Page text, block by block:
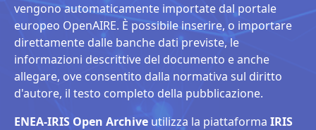
vengono automaticamente importate dal portale
europeo OpenAIRE. È possibile inserire, o importare
direttamente dalle banche dati previste, le
informazioni descrittive del documento e anche
allegare, ove consentito dalla normativa sul diritto
d'autore, il testo completo della pubblicazione.
ENEA-IRIS Open Archive utilizza la piattaforma IRIS